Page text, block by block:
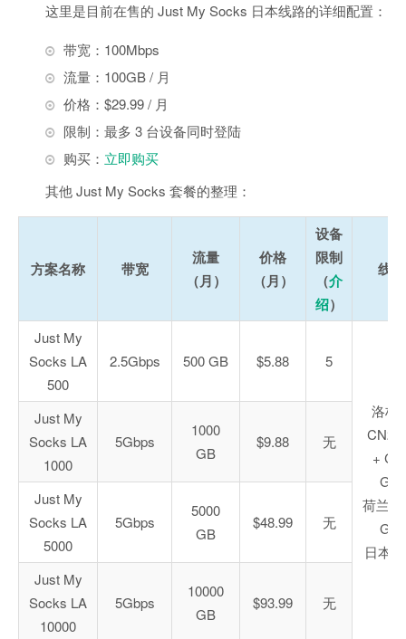
这里是目前在售的 Just My Socks 日本线路的详细配置：
带宽：100Mbps
流量：100GB / 月
价格：$29.99 / 月
限制：最多 3 台设备同时登陆
购买： 立即购买
其他 Just My Socks 套餐的整理：
方案名称 带宽
流量
（月）
价格
（月）
设备
限制
（介
绍）
线路
Just My
Socks LA
500
2.5Gbps 500 GB $5.88 5
洛杉
CN2
+
GIA
荷兰
GIA
日本
Just My
Socks LA
1000
5Gbps
1000
GB
$9.88 无
Just My
Socks LA
5000
5Gbps
5000
GB
$48.99 无
Just My
Socks LA
10000
5Gbps
10000
GB
$93.99 无